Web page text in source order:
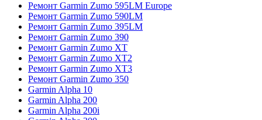
Ремонт Garmin Zumo 595LM Europe
Ремонт Garmin Zumo 590LM
Ремонт Garmin Zumo 395LM
Ремонт Garmin Zumo 390
Ремонт Garmin Zumo XT
Ремонт Garmin Zumo XT2
Ремонт Garmin Zumo XT3
Ремонт Garmin Zumo 350
Garmin Alpha 10
Garmin Alpha 200
Garmin Alpha 200i